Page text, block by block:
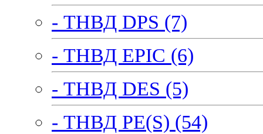
- ТНВД DPS (7)
- ТНВД EPIC (6)
- ТНВД DES (5)
- ТНВД PE(S) (54)